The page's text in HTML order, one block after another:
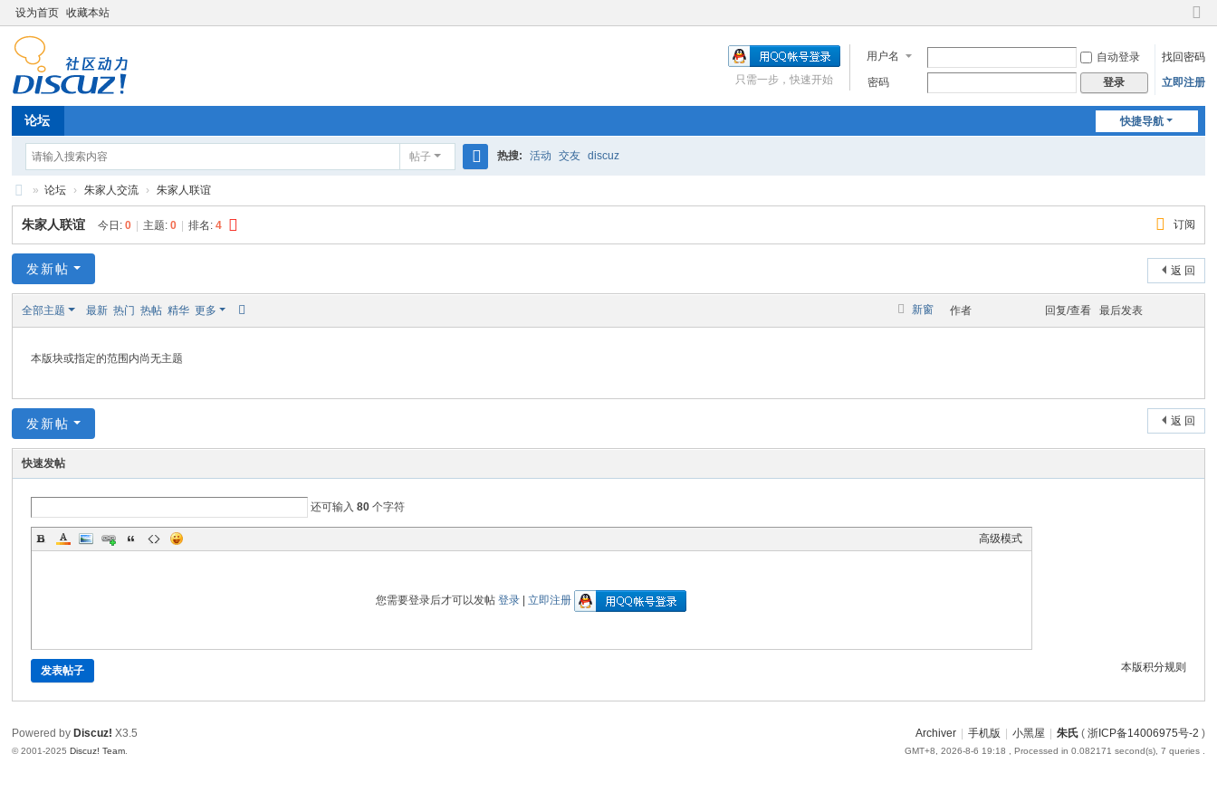
设为首页 收藏本站
切
到
窄
用户名 自动登录
找回密码
密码
登录 立即注册
只需一步，快速开始
快捷导航
论坛
帖子
索
热搜: 活动 交友 discuz
朱
氏
» 论坛 › 朱家人交流 › 朱家人联谊
订阅
朱家人联谊 今日:0 主题:0 排名:4
返 回
发新帖
新窗
全部主题 最新 热门 热帖 精华 更多 作者 回复/查看 最后发表
本版块或指定的范围内尚无主题
返 回
发新帖
快速发帖
还可输入80 个字符
高级模式
您需要登录后才可以发帖登录 |立即注册
本版积分规则
发表帖子
Archiver 手机版 小黑屋 朱氏( 浙ICP备14006975号-2 )
GMT+8, 2026-8-6 19:18 , Processed in 0.082171 second(s), 7 queries .
Powered by Discuz! X3.5
© 2001-2025Discuz! Team